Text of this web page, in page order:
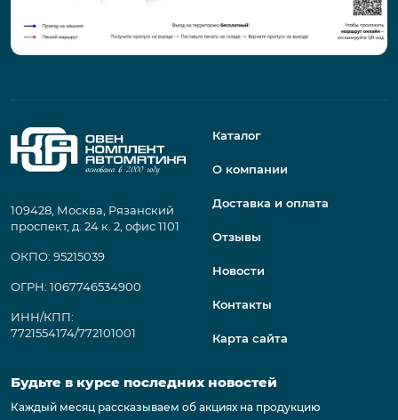
109428, Москва, Рязанский
проспект, д. 24 к. 2, офис 1101
ОКПО: 95215039
ОГРН: 1067746534900
ИНН/КПП:
7721554174/772101001
Каталог
О компании
Доставка и оплата
Отзывы
Новости
Контакты
Карта сайта
Будьте в курсе последних новостей
Каждый месяц рассказываем об акциях на продукцию